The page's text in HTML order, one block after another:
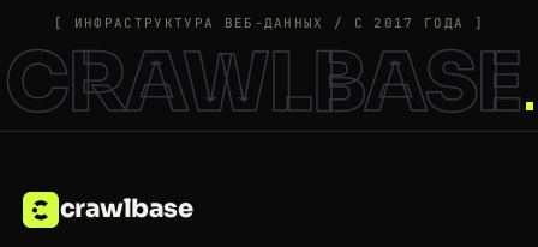
[ ИНФРАСТРУКТУРА ВЕБ-ДАННЫХ / С 2017 ГОДА ]
CRAWLBASE
crawlbase